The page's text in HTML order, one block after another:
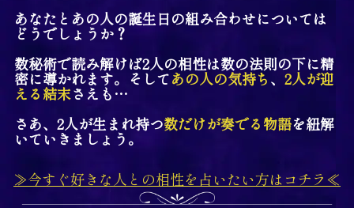
あなたとあの人の誕生日の組み合わせについては
どうでしょうか？
数秘術で読み解けば2人の相性は数の法則の下に精
密に導かれます。そしてあの人の気持ち、 2人が迎
える結末さえも…
さあ、2人が生まれ持つ数だけが奏でる物語を紐解
いていきましょう。
≫今すぐ好きな人との相性を占いたい方はコチラ≪